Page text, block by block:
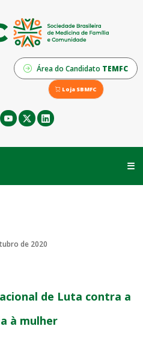
Área do Candidato TEMFC
Loja SBMFC
☰
de 2020
de Luta contra a
à mulher